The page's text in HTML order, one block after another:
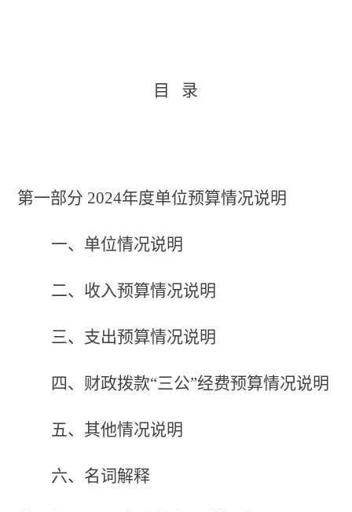
目 录
第一部分 2024年度单位预算情况说明
一、单位情况说明
二、收入预算情况说明
三、支出预算情况说明
四、财政拨款“三公”经费预算情况说明
五、其他情况说明
六、名词解释